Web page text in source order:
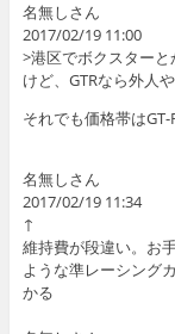
名無しさん
2017/02/19 11:00
>港区でボクスター
けど、GTRなら外人
それでも価格帯は
名無しさん
2017/02/19 11:34
↑
維持費が段違い。お
ような準レーシング
かる